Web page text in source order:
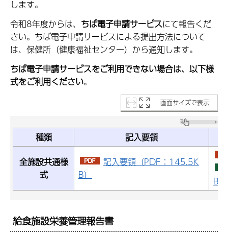
します。
令和8年度からは、 ちば電子申請サービスにて報告くだ
さい。ちば電子申請サービスによる提出方法について
は、保健所（健康福祉センター）から通知します。
ちば電子申請サービスをご利用できない場合は、以下様
式をご利用ください。
画面サイズで表示
種類
記入要領
全施設共通様
式
記入要領（PDF：145.5K
B）
B）
給食施設栄養管理報告書